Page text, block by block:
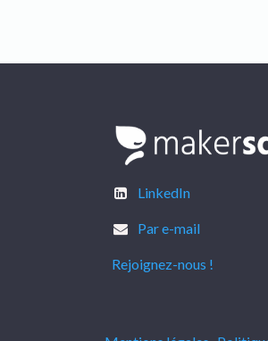
LinkedIn
Par e-mail
Rejoignez-nous !